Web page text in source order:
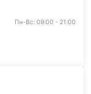
Пн-Вс: 09:00 - 21:00